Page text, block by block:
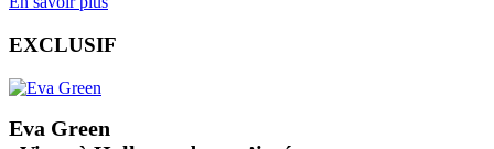
EXCLUSIF
Eva Green